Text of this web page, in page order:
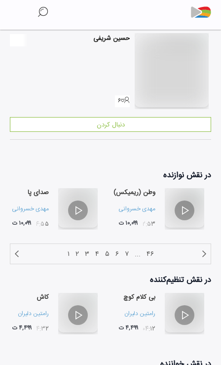
حسین شریفی
۶
دنبال کردن
در نقشنوازنده
وطن (ریمیکس)
مهدی خسروانی
۰۲:۵۳ ۱۰,۰۹۹ ت
صدای پا
مهدی خسروانی
۰۴:۵۵ ۱۰,۰۹۹ ت
۱ ۲ ۳ ۴ ۵ ۶ ۷ ... ۴۶
در نقشتنظیم‌کننده
بی کلام کوچ
رامتین دلیران
۰۴:۱۲ ۴,۴۹۹ ت
کاش
رامتین دلیران
۰۴:۳۲ ۴,۴۹۹ ت